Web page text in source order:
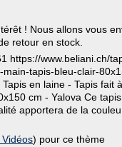
! Nous allons vous
retour en stock.
https://www.beliani.ch/
tapis-bleu-clair-
en laine - Tapis fait
cm - Yalova Ce
apportera de la
Vidéos) pour ce thème